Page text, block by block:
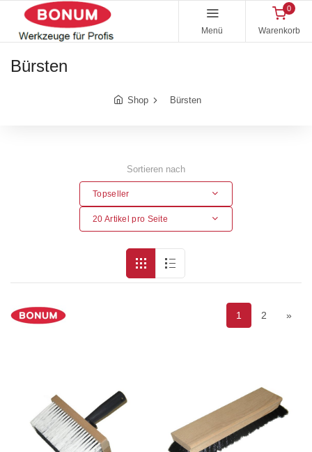
Menü
0
Warenkorb
Bürsten
Shop Bürsten
Sortieren nach
Topseller
20 Artikel pro Seite
1 2 »